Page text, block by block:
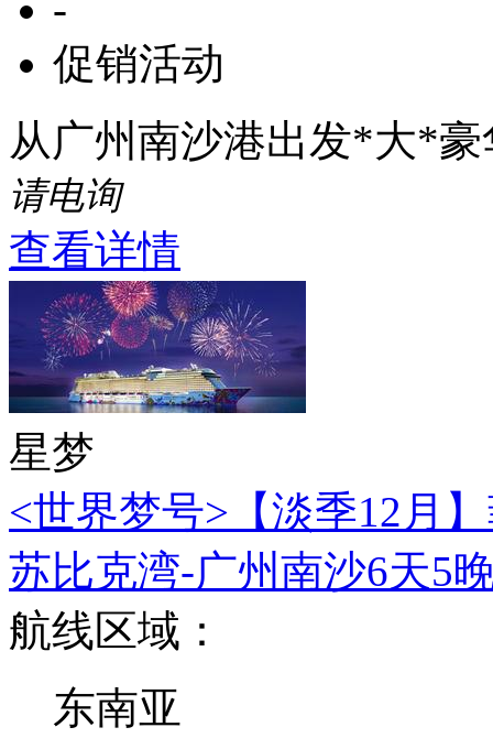
促销活动
从广州南沙港出发*大*
请电询
查看详情
星梦
<世界梦号>【淡季12月
苏比克湾-广州南沙6天5
航线区域：
东南亚